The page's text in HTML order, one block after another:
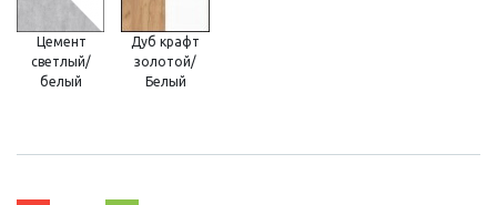
Цемент
светлый/
белый
Дуб крафт
золотой/
Белый